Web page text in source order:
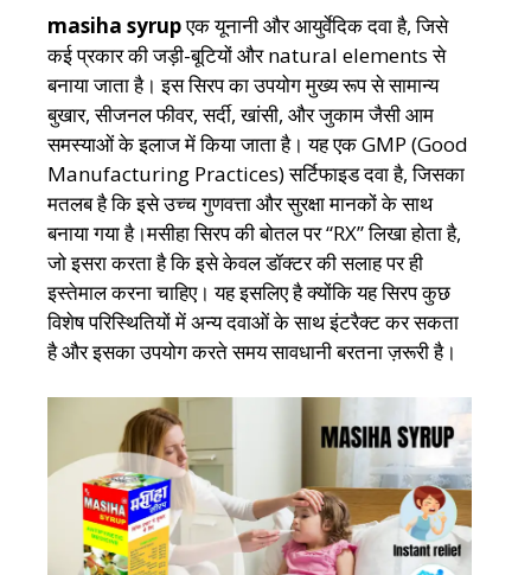
masiha syrupएक यूनानी और आयुर्वेदिक दवा है, जिसे
कई प्रकार की जड़ी-बूटियों और natural elements से
बनाया जाता है। इस सिरप का उपयोग मुख्य रूप से सामान्य
बुखार, सीजनल फीवर, सर्दी, खांसी, और जुकाम जैसी आम
समस्याओं के इलाज में किया जाता है। यह एक GMP (Good
Manufacturing Practices) सर्टिफाइड दवा है, जिसका
मतलब है कि इसे उच्च गुणवत्ता और सुरक्षा मानकों के साथ
बनाया गया है।मसीहा सिरप की बोतल पर “RX” लिखा होता है,
जो इसरा करता है कि इसे केवल डॉक्टर की सलाह पर ही
इस्तेमाल करना चाहिए। यह इसलिए है क्योंकि यह सिरप कुछ
विशेष परिस्थितियों में अन्य दवाओं के साथ इंटरैक्ट कर सकता
है और इसका उपयोग करते समय सावधानी बरतना ज़रूरी है।